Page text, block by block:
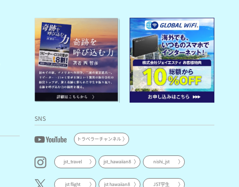
SNS
トラベラーチャンネル
jst_travel jst_hawaiian8 nishi_jst
jst flight jst hawaiian8 JST学生